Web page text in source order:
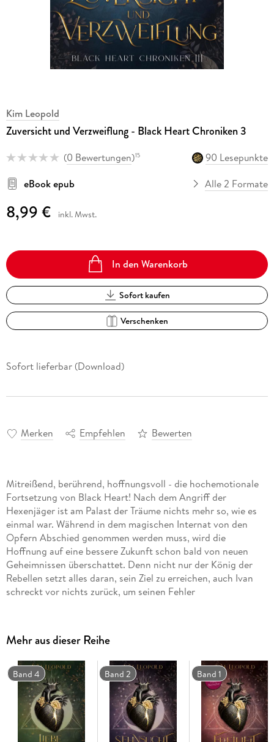
Kim Leopold
Zuversicht und Verzweiflung - Black Heart Chroniken 3
(0 Bewertungen)15
90 Lesepunkte
eBook epub
Alle 2 Formate
8,99 € inkl. Mwst.
In den Warenkorb
Sofort kaufen
Verschenken
Sofort lieferbar (Download)
Merken Empfehlen Bewerten
Mitreißend, berührend, hoffnungsvoll - die hochemotionale
Fortsetzung von Black Heart! Nach dem Angriff der
Hexenjäger ist am Palast der Träume nichts mehr so, wie es
einmal war. Während in dem magischen Internat von den
Opfern Abschied genommen werden muss, wird die
Hoffnung auf eine bessere Zukunft schon bald von neuen
Geheimnissen überschattet. Denn nicht nur der König der
Rebellen setzt alles daran, sein Ziel zu erreichen, auch Ivan
schreckt vor nichts zurück, um seinen Fehler
gegen das Schicksal.
Mehr aus dieser Reihe
Band 4 Band 2 Band 1